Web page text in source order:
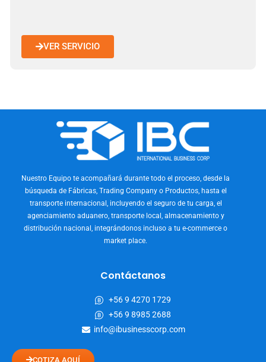
VER SERVICIO
Nuestro Equipo te acompañará durante todo el proceso, desde la
búsqueda de Fábricas, Trading Company o Productos, hasta el
transporte internacional, incluyendo el seguro de tu carga, el
agenciamiento aduanero, transporte local, almacenamiento y
distribución nacional, integrándonos incluso a tu e-commerce o
market place.
Contáctanos
+56 9 4270 1729
+56 9 8985 2688
info@ibusinesscorp.com
COTIZA AQUÍ